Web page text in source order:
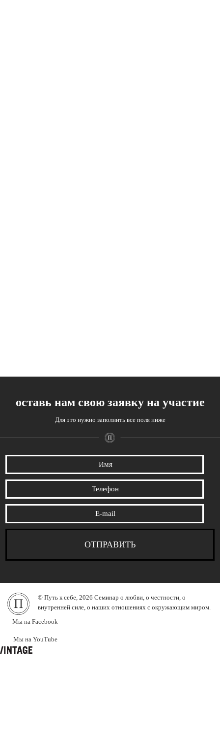
оставь нам свою заявку на участие
Для это нужно заполнить все поля ниже
© Путь к себе, 2026 Семинар о любви, о честности, о
внутренней силе, о наших отношениях с окружающим миром.
Мы на Facebook
Мы на YouTube